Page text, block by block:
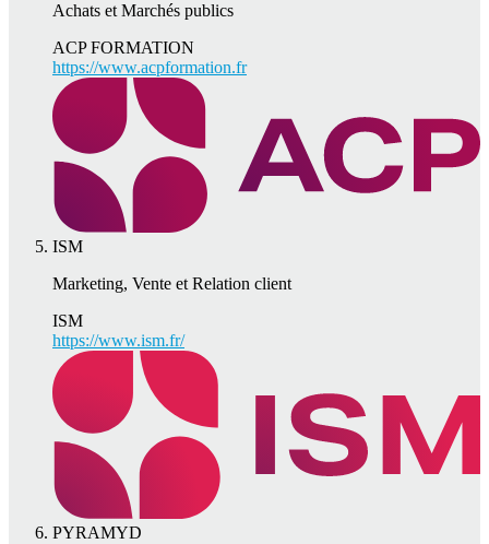
Achats et Marchés publics
ACP FORMATION
https://www.acpformation.fr
ISM
Marketing, Vente et Relation client
ISM
https://www.ism.fr/
PYRAMYD